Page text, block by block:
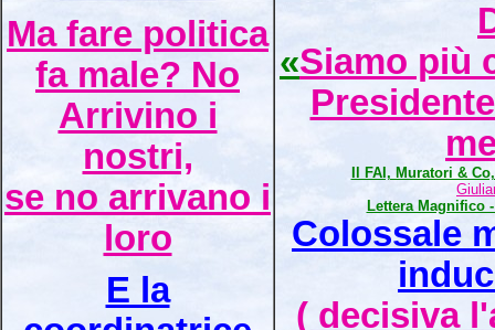
Ma fare politica
fa male? No
Arrivino i
nostri,
se no arrivano i
loro
E la
«Siamo più
Il FAI, Muratori &
Lettera Magnifico
Colossale
( decisiva